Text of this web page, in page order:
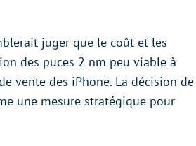
juger que le coût et les
des puces 2 nm peu viable à
vente des iPhone. La décision de
une mesure stratégique pour